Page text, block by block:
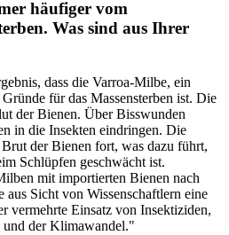
häufiger vom
Was sind aus Ihrer
dass die Varroa-Milbe, ein
für das Massensterben ist. Die
der Bienen. Über Bisswunden
in die Insekten eindringen. Die
der Bienen fort, was dazu führt,
Schlüpfen geschwächt ist.
mit importierten Bienen nach
aus Sicht von Wissenschaftlern eine
vermehrte Einsatz von Insektiziden,
und der Klimawandel."